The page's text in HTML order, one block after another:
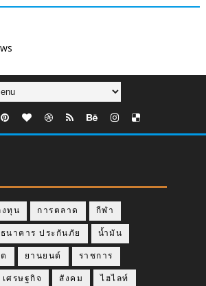
งทุน การตลาด กีฬา
ธนาคาร ประกันภัย น้ำมัน
ยานยนต์ ราชการ
เศรษฐกิจ สังคม ไฮไลท์